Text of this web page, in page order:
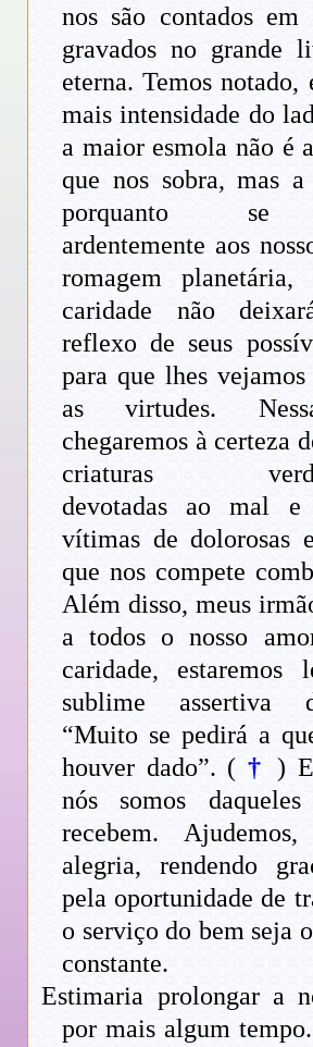
nos são contados em
gravados no grande
eterna. Temos
mais intensidade do
a maior esmola não é
que nos sobra, mas
porquanto se
ardentemente aos
romagem
caridade não
reflexo de seus
para que lhes vejamos
as virtudes.
chegaremos à certeza
criaturas
devotadas ao mal e
vítimas de dolorosas
que nos compete
Além disso, meus
a todos o nosso
caridade, estaremos
sublime assertiva
“Muito se pedirá a
houver dado”. ( †)
nós somos
recebem.
alegria, rendendo
pela oportunidade de
o serviço do bem seja
constante.
Estimaria prolongar a
por mais algum